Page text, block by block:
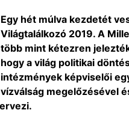
Egy hét múlva kezdetét
Világtalálkozó 2019. A
több mint kétezren
hogy a világ politikai
intézmények képviselői
vízválság megelőzésével